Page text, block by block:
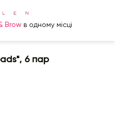
Brow в одному місці
6 пар